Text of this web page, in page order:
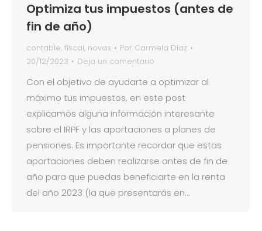
Optimiza tus impuestos (antes de
fin de año)
contable, fiscal, novas Por Carmela Díaz
20/12/2023
Deja un comentario
Con el objetivo de ayudarte a optimizar al
máximo tus impuestos, en este post
explicamos alguna información interesante
sobre el IRPF y las aportaciones a planes de
pensiones. Es importante recordar que estas
aportaciones deben realizarse antes de fin de
año para que puedas beneficiarte en la renta
del año 2023 (la que presentarás en…